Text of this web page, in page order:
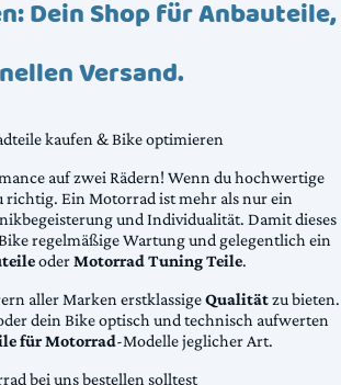
Dein Shop für Anbauteile,
Versand.
kaufen & Bike optimieren
auf zwei Rädern! Wenn du hochwertige
richtig. Ein Motorrad ist mehr als nur ein
und Individualität. Damit dieses
regelmäßige Wartung und gelegentlich ein
oderMotorrad Tuning Teile.
aller Marken erstklassigeQualitätzu bieten.
dein Bike optisch und technisch aufwerten
für Motorrad-Modelle jeglicher Art.
bei uns bestellen solltest